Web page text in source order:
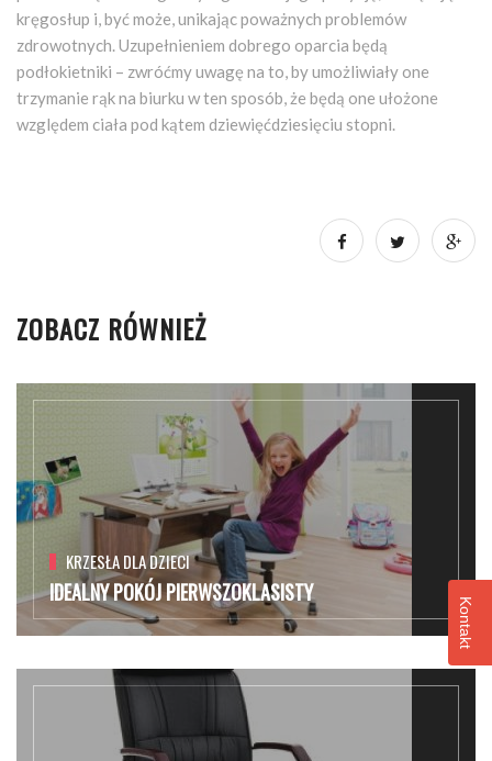
kręgosłup i, być może, unikając poważnych problemów
zdrowotnych. Uzupełnieniem dobrego oparcia będą
podłokietniki – zwróćmy uwagę na to, by umożliwiały one
trzymanie rąk na biurku w ten sposób, że będą one ułożone
względem ciała pod kątem dziewięćdziesięciu stopni.
ZOBACZ RÓWNIEŻ
KRZESŁA DLA DZIECI
IDEALNY POKÓJ PIERWSZOKLASISTY
Kontakt